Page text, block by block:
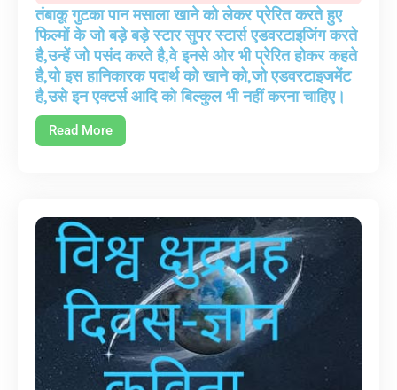
तंबाकू गुटका पान मसाला खाने को लेकर प्रेरित करते हुए
फिल्मों के जो बड़े बड़े स्टार सुपर स्टार्स एडवरटाइजिंग करते
है,उन्हें जो पसंद करते है,वे इनसे ओर भी प्रेरित होकर कहते
है,यो इस हानिकारक पदार्थ को खाने को,जो एडवरटाइजमेंट
है,उसे इन एक्टर्स आदि को बिल्कुल भी नहीं करना चाहिए।
Read More